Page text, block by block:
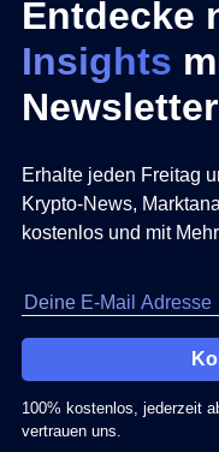
Entdecke
Insights
Newsletter
Erhalte jeden Freitag
Krypto-News,
kostenlos und mit
100% kostenlos, jederzeit
vertrauen uns.